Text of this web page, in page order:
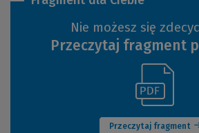
Nie możesz się
Przeczytaj fragment
Przeczytaj fragment
(Nowe
okno)
innej